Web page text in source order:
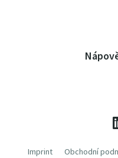
Imprint Obchodní